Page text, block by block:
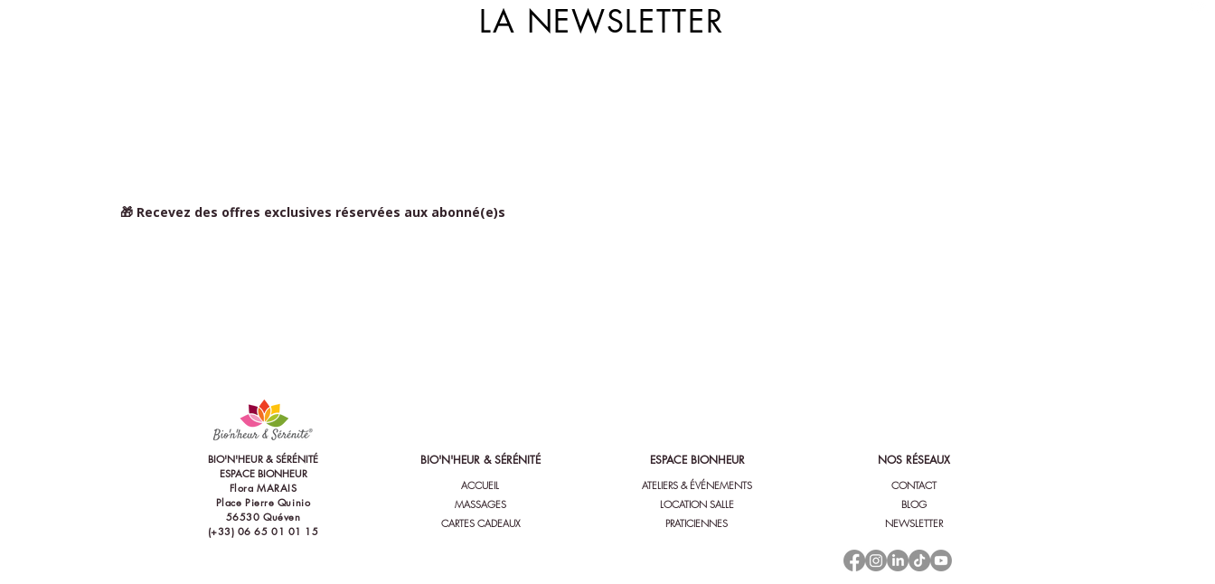
🎁 Recevez des offres exclusives réservées aux abonné(e)s
BIO'N'HEUR & SÉRÉNITÉ
ESPACE BIONHEUR
Flora MARAIS
Place Pierre Quinio
56530 Quéven
(+33) 06 65 01 01 15
ACCUEIL
MASSAGES
CARTES CADEAUX
NOS RÉSEAUX
ATELIERS & ÉVÉNEMENTS
LOCATION SALLE
PRATICIENNES
CONTACT
BLOG
NEWSLETTER
BIO'N'HEUR & SÉRÉNITÉ ESPACE BIONHEUR
LA NEWSLETTER